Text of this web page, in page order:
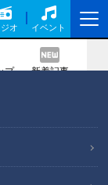
オ イベント
プ 新着記事
店」